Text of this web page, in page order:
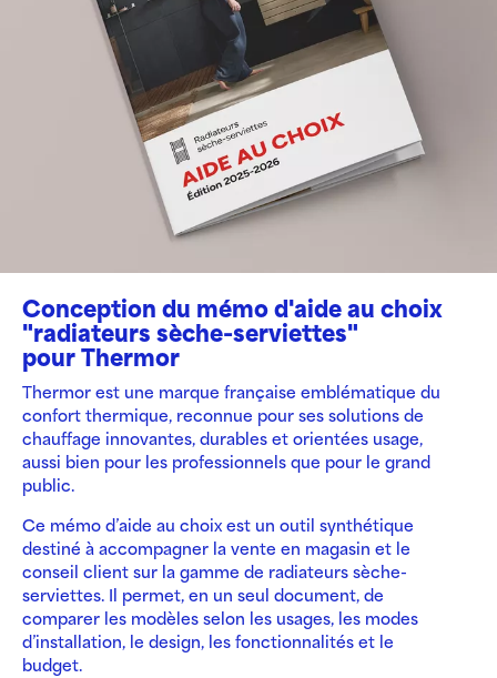
Conception du mémo d'aide au choix
"radiateurs sèche-serviettes"
pour Thermor
Thermorest une marque française emblématique du
confort thermique, reconnue pour ses solutions de
chauffage innovantes, durables et orientées usage,
aussi bien pour les professionnels que pour le grand
public.
Ce mémo d’aide au choix est un outil synthétique
destiné à accompagner la vente en magasin et le
conseil client sur la gamme de radiateurs sèche-
serviettes. Il permet, en un seul document, de
comparer les modèles selon les usages, les modes
d’installation, le design, les fonctionnalités et le
budget.